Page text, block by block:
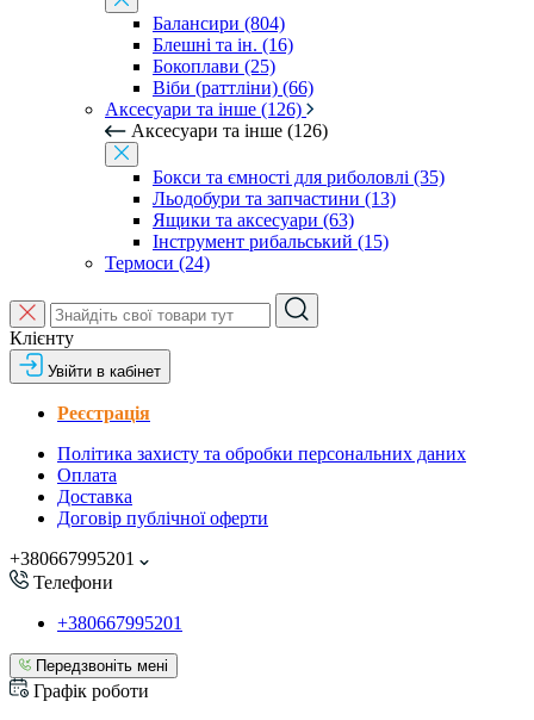
Балансири (804)
Блешні та ін. (16)
Бокоплави (25)
Віби (раттліни) (66)
Аксесуари та інше (126)
Аксесуари та інше (126)
Бокси та ємності для риболовлі (35)
Льодобури та запчастини (13)
Ящики та аксесуари (63)
Інструмент рибальський (15)
Термоси (24)
Клієнту
Увійти в кабінет
Реєстрація
Політика захисту та обробки персональних даних
Оплата
Доставка
Договір публічної оферти
+380667995201
Телефони
+380667995201
Передзвоніть мені
Графік роботи